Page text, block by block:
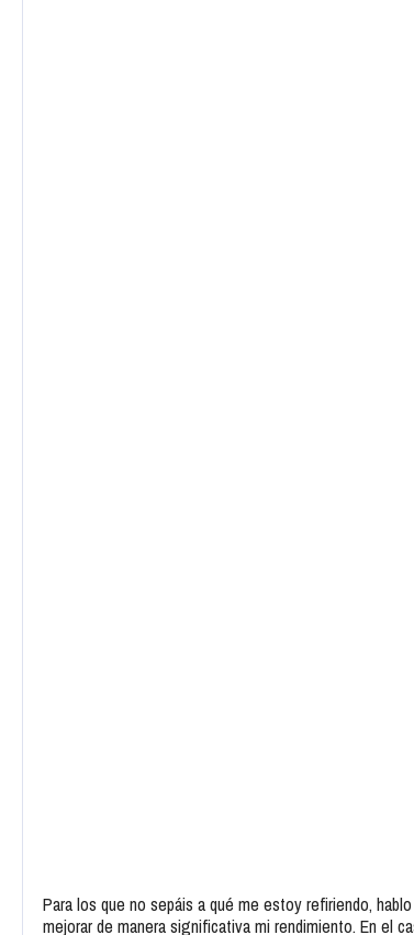
Para los que no sepáis a qué me estoy refiriendo,
mejorar de manera significativa mi rendimiento. En el